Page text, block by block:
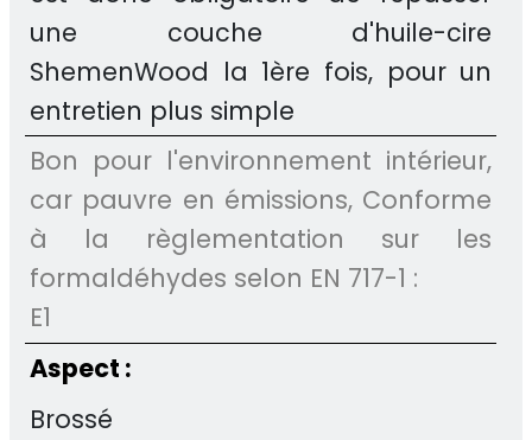
une couche d'huile-cire
ShemenWood la 1ère fois, pour un
entretien plus simple
Bon pour l'environnement intérieur,
car pauvre en émissions, Conforme
à la règlementation sur les
formaldéhydes selon EN 717-1 :
E1
Aspect :
Brossé